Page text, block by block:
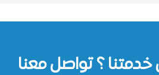
؟ تواصل معنا